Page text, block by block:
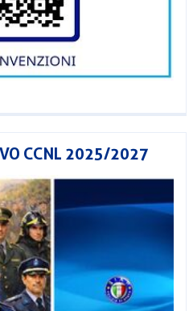
CCNL 2025/2027